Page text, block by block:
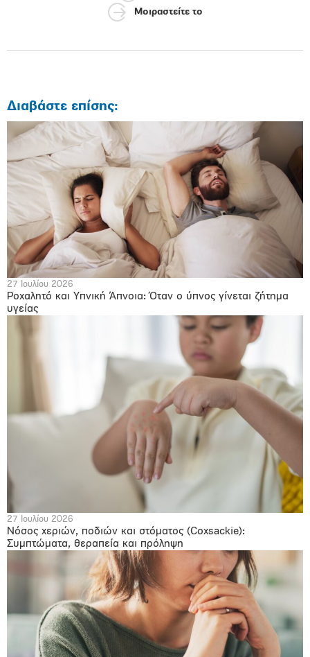
Μοιραστείτε το
Διαβάστε επίσης:
27 Ιουλίου 2026
Ροχαλητό και Υπνική Άπνοια: Όταν ο ύπνος γίνεται ζήτημα
υγείας
27 Ιουλίου 2026
Νόσος χεριών, ποδιών και στόματος (Coxsackie):
Συμπτώματα, θεραπεία και πρόληψη